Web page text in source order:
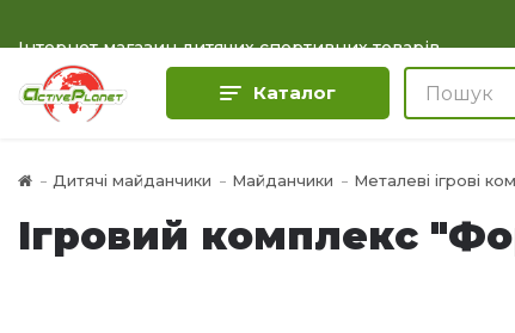
Інтернет магазин дитячих спортивних товарів
Каталог
Дитячі майданчики Майданчики Металеві ігрові
Ігровий комплекс